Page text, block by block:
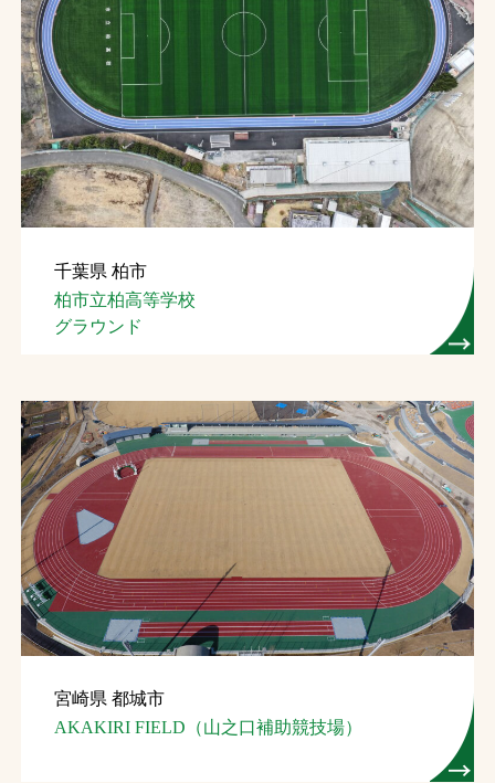
千葉県 柏市
柏市立柏高等学校
グラウンド
宮崎県 都城市
AKAKIRI FIELD（山之口補助競技場）